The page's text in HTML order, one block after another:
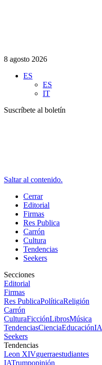
8 agosto 2026
ES
ES
IT
Suscríbete al boletín
Saltar al contenido.
Cerrar
Editorial
Firmas
Res Publica
Carrón
Cultura
Tendencias
Seekers
Secciones
Editorial
Firmas
Res PublicaPolíticaReligión
Carrón
CulturaFicciónLibrosMúsica
TendenciasCienciaEducaciónIA
Seekers
Tendencias
Leon XIVguerraestudiantes
IATrumpopinión